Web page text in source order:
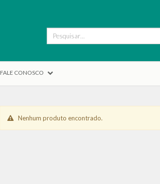
FALE CONOSCO
Nenhum produto encontrado.